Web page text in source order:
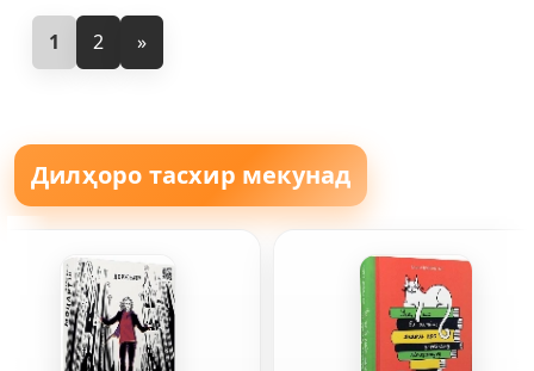
1 2 »
Дилҳоро тасхир мекунад